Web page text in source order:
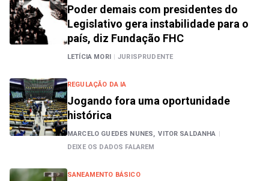
Poder demais com presidentes do
Legislativo gera instabilidade para o
país, diz Fundação FHC
LETÍCIA MORI | JURISPRUDENTE
REGULAÇÃO DA IA
Jogando fora uma oportunidade
histórica
MARCELO GUEDES NUNES, VITOR SALDANHA |
DEIXE OS DADOS FALAREM
SANEAMENTO BÁSICO